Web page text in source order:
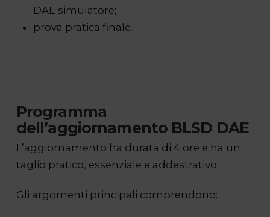
DAE simulatore;
prova pratica finale.
Programma
dell’aggiornamento BLSD DAE
L’aggiornamento ha durata di 4 ore e ha un
taglio pratico, essenziale e addestrativo.
Gli argomenti principali comprendono: